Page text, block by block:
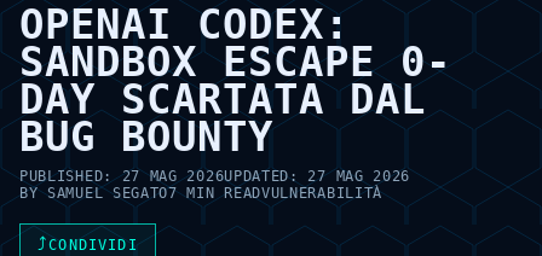
OPENAI CODEX:
SANDBOX ESCAPE 0-
DAY SCARTATA DAL
BUG BOUNTY
PUBLISHED:27 MAG 2026UPDATED: 27 MAG 2026
BYSAMUEL SEGATO7 MIN READVULNERABILITÀ
⤴CONDIVIDI